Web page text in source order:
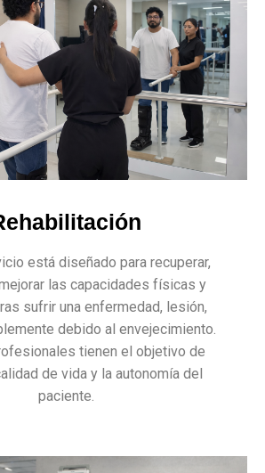
está diseñado para recuperar,
las capacidades físicas y
sufrir una enfermedad, lesión,
debido al envejecimiento.
tienen el objetivo de
de vida y la autonomía del
paciente.